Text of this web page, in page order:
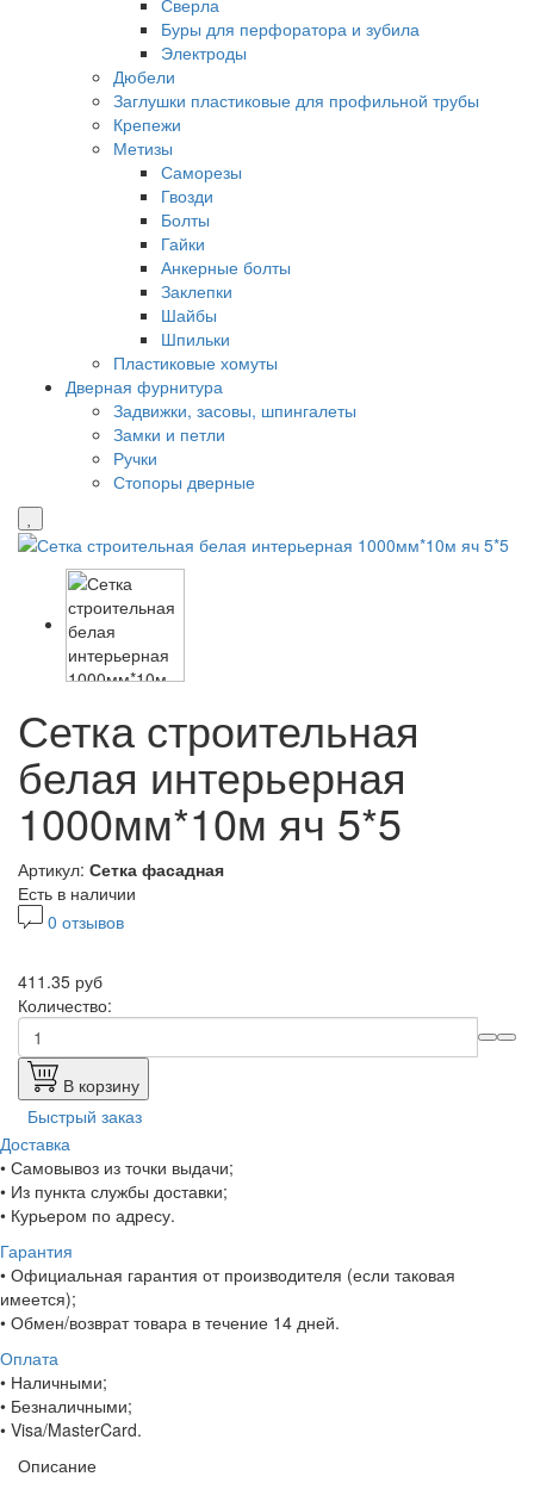
Сверла
Буры для перфоратора и зубила
Электроды
Дюбели
Заглушки пластиковые для профильной трубы
Крепежи
Метизы
Саморезы
Гвозди
Болты
Гайки
Анкерные болты
Заклепки
Шайбы
Шпильки
Пластиковые хомуты
Дверная фурнитура
Задвижки, засовы, шпингалеты
Замки и петли
Ручки
Стопоры дверные
Сетка строительная
белая интерьерная
1000мм*10м яч 5*5
Артикул: Сетка фасадная
Есть в наличии
0 отзывов
411.35 руб
Количество:
В корзину
Быстрый заказ
Доставка
• Самовывоз из точки выдачи;
• Из пункта службы доставки;
• Курьером по адресу.
Гарантия
• Официальная гарантия от производителя (если таковая
имеется);
• Обмен/возврат товара в течение 14 дней.
Оплата
• Наличными;
• Безналичными;
• Visa/MasterCard.
Описание